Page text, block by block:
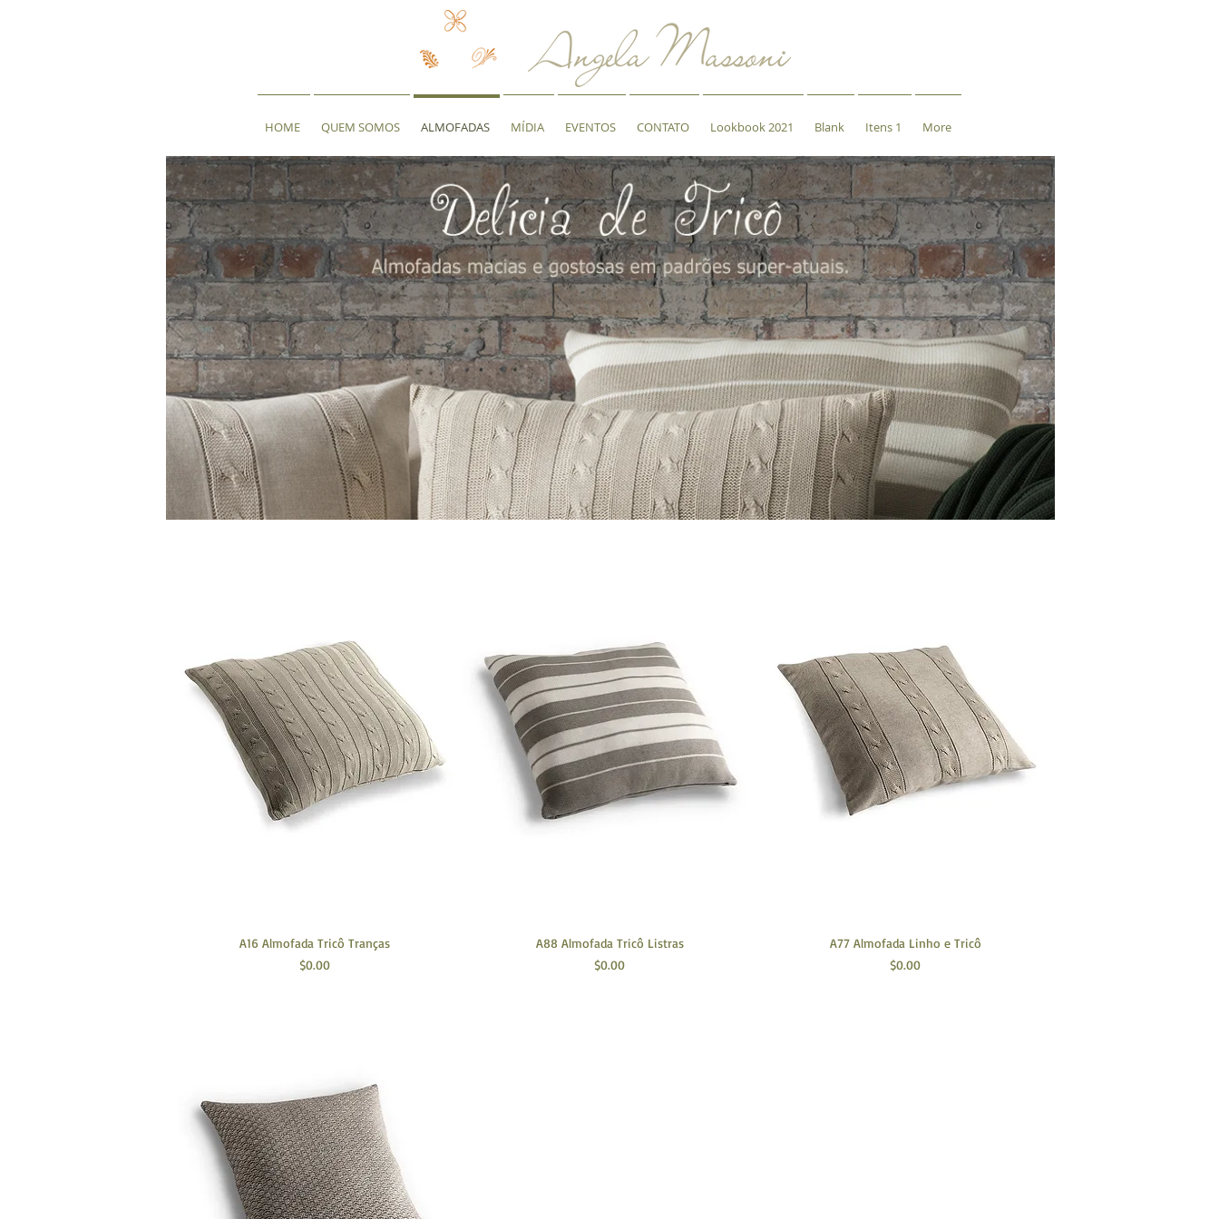
HOME QUEM SOMOS ALMOFADAS MÍDIA EVENTOS CONTATO Lookbook 2021 Blank Itens 1 More
A16 Almofada Tricô Tranças
Preço
$0.00
A88 Almofada Tricô Listras
Preço
$0.00
A77 Almofada Linho e Tricô
Preço
$0.00